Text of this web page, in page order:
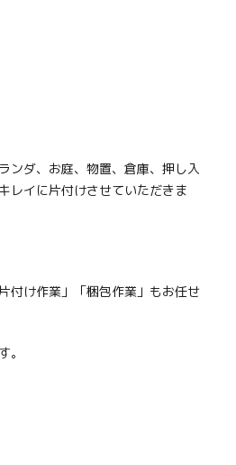
ンダ、お庭、物置、倉庫、押し入
レイに片付けさせていただきま
付け作業」「梱包作業」もお任せ
。